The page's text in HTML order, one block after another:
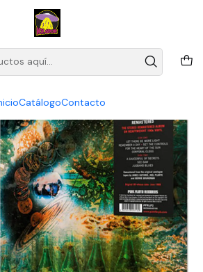
CatálogoContacto
es el texto del slide
Of Secrets Rock 2016 7 Canciones